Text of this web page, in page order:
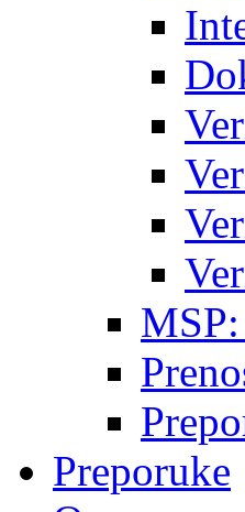
Preporuke